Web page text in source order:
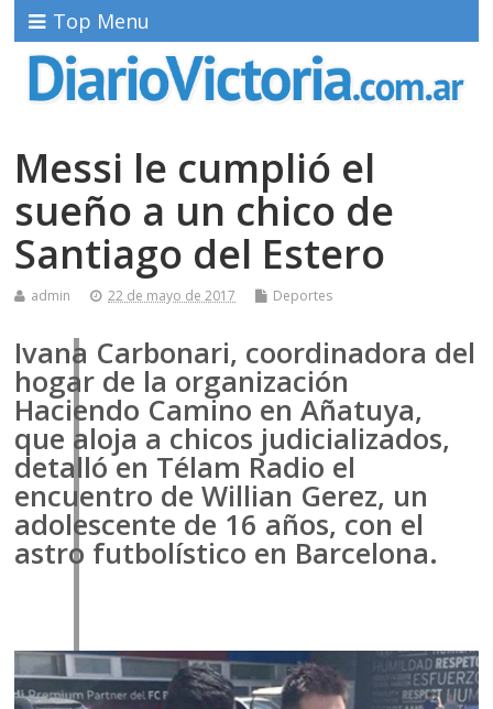
Top Menu
Messi le cumplió el
sueño a un chico de
Santiago del Estero
admin 22 de mayo de 2017 Deportes
Ivana Carbonari, coordinadora del
hogar de la organización
Haciendo Camino en Añatuya,
que aloja a chicos judicializados,
detalló en Télam Radio el
encuentro de Willian Gerez, un
adolescente de 16 años, con el
astro futbolístico en Barcelona.